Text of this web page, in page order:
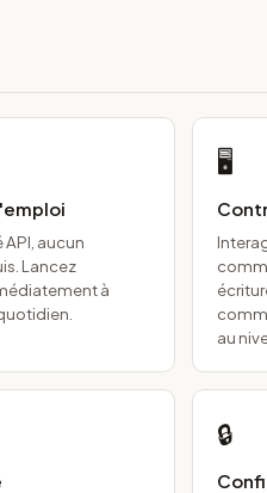
aucun
Lancez
à
🖥️
au
🔒